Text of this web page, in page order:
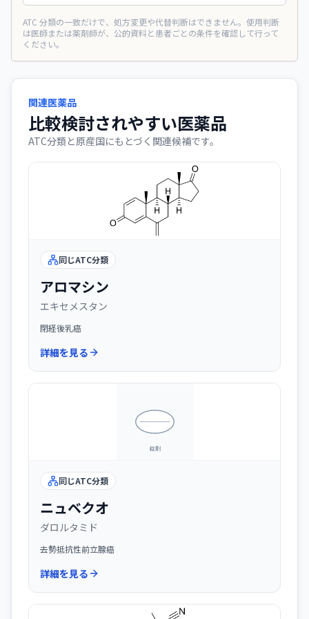
ATC 分類の一致だけで、処方変更や代替判断はできません。使用判断
は医師または薬剤師が、公的資料と患者ごとの条件を確認して行って
ください。
関連医薬品
比較検討されやすい医薬品
ATC分類と原産国にもとづく関連候補です。
同じATC分類
アロマシン
エキセメスタン
閉経後乳癌
詳細を見る
同じATC分類
ニュベクオ
ダロルタミド
去勢抵抗性前立腺癌
詳細を見る